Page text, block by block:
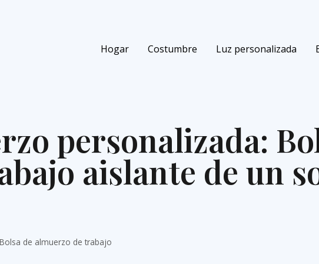
Hogar Costumbre Luz personalizada
personalizada:
aislante de un
de almuerzo de trabajo